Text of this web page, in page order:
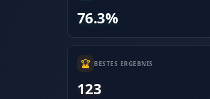
76.3%
BESTES ERGEBNIS
123